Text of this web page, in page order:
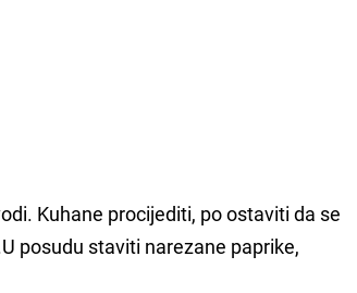
Kuhane procijediti, po ostaviti da se
posudu staviti narezane paprike,